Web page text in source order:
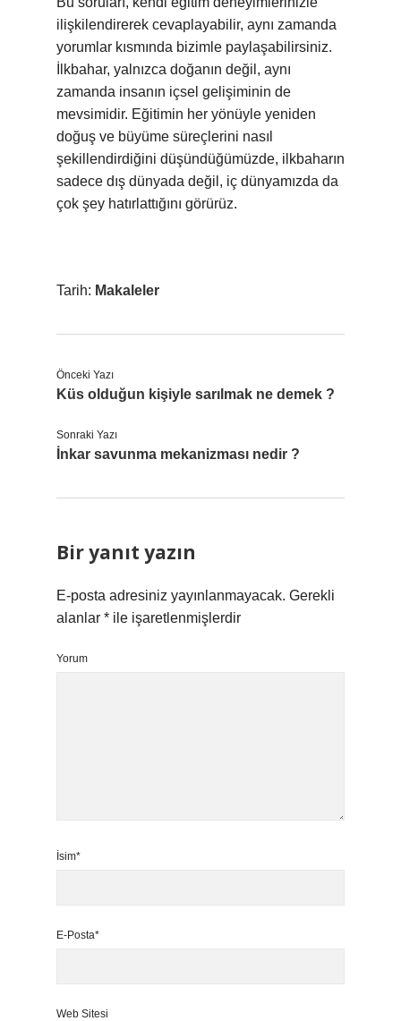
ilişkilendirerek cevaplayabilir, aynı zamanda
yorumlar kısmında bizimle paylaşabilirsiniz.
İlkbahar, yalnızca doğanın değil, aynı
zamanda insanın içsel gelişiminin de
mevsimidir. Eğitimin her yönüyle yeniden
doğuş ve büyüme süreçlerini nasıl
şekillendirdiğini düşündüğümüzde, ilkbaharın
sadece dış dünyada değil, iç dünyamızda da
çok şey hatırlattığını görürüz.
Tarih: Makaleler
Önceki Yazı
Küs olduğun kişiyle sarılmak ne demek ?
Sonraki Yazı
İnkar savunma mekanizması nedir ?
Bir yanıt yazın
E-posta adresiniz yayınlanmayacak. Gerekli
alanlar * ile işaretlenmişlerdir
Yorum
İsim*
E-Posta*
Web Sitesi